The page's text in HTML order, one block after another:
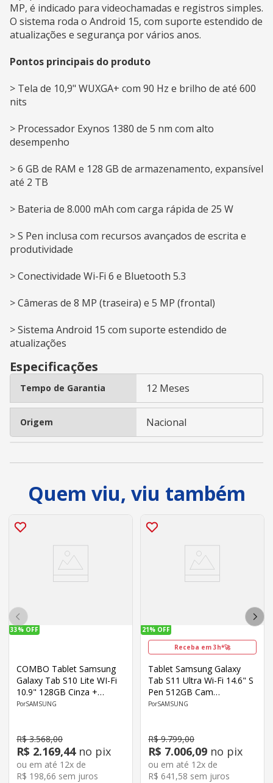
MP, é indicado para videochamadas e registros simples.
O sistema roda o Android 15, com suporte estendido de
atualizações e segurança por vários anos.
Pontos principais do produto
> Tela de 10,9" WUXGA+ com 90 Hz e brilho de até 600
nits
> Processador Exynos 1380 de 5 nm com alto
desempenho
> 6 GB de RAM e 128 GB de armazenamento, expansível
até 2 TB
> Bateria de 8.000 mAh com carga rápida de 25 W
> S Pen inclusa com recursos avançados de escrita e
produtividade
> Conectividade Wi-Fi 6 e Bluetooth 5.3
> Câmeras de 8 MP (traseira) e 5 MP (frontal)
> Sistema Android 15 com suporte estendido de
atualizações
Especificações
Tempo de Garantia 12 Meses
Origem Nacional
Quem viu, viu também
33% OFF
COMBO Tablet Samsung
Galaxy Tab S10 Lite WI-Fi
10.9" 128GB Cinza +
Galaxy Buds Core
SAMSUNG
R$ 3.568,00
R$ 2.169,44no pix
ou em até 12x de
R$ 198,66 sem juros
21% OFF
Receba em 3h*🚀
Tablet Samsung Galaxy
Tab S11 Ultra Wi-Fi 14.6" S
Pen 512GB Cam
13MP+8MP Frontal 12MP
SAMSUNG
R$ 9.799,00
R$ 7.006,09 no pix
ou em até 12x de
R$ 641 ,58 sem juros